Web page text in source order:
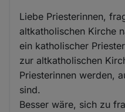
Liebe Priesterinnen,
altkatholischen Kirche
ein katholischer
zur altkatholischen
Priesterinnen werden,
sind.
Besser wäre, sich zu